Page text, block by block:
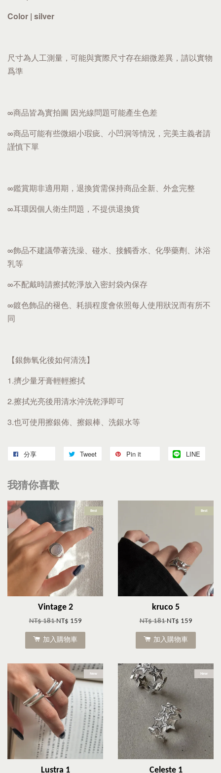
Color | silver
尺寸為人工測量，可能與實際尺寸存在細微差異，請以實物
爲準
∞商品皆為實拍圖 因光線問題可能產生色差
∞商品可能有些微細小瑕疵、小凹洞等情況，完美主義者請
謹慎下單
∞鑑賞期非適用期，退換貨需保持商品全新、外盒完整
∞耳環因個人衛生問題，不提供退換貨
∞飾品不建議帶著洗澡、碰水、接觸香水、化學藥劑、沐浴
乳等
∞不配戴時請擦拭乾淨放入密封袋內保存
∞鍍色飾品的褪色、耗損程度會依照每人使用狀況而有所不
同
【銀飾氧化後如何清洗】
1.擠少量牙膏輕輕擦拭
2.擦拭光亮後用清水沖洗乾淨即可
3.也可使用擦銀佈、擦銀棒、洗銀水等
分享 Tweet Pin it LINE
我猜你喜歡
Best
Vintage 2
NT$ 181NT$ 159
加入購物車
Best
kruco 5
NT$ 181NT$ 159
加入購物車
New
Lustra 1
New
Celeste 1